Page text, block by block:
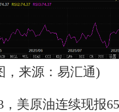
来源：易汇通)
美原油连续现报